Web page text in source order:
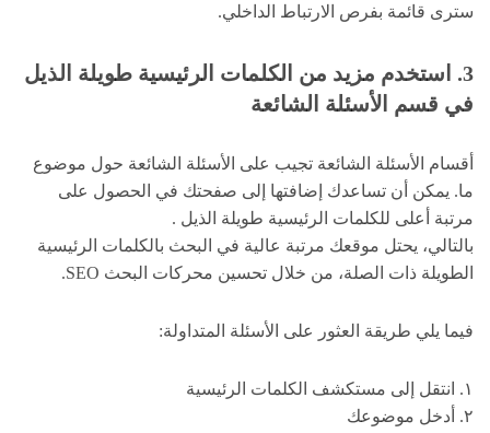
سترى قائمة بفرص الارتباط الداخلي.
3. استخدم مزيد من الكلمات الرئيسية طويلة الذيل
في قسم الأسئلة الشائعة
أقسام الأسئلة الشائعة تجيب على الأسئلة الشائعة حول موضوع
ما. يمكن أن تساعدك إضافتها إلى صفحتك في الحصول على
مرتبة أعلى للكلمات الرئيسية طويلة الذيل .
بالتالي، يحتل موقعك مرتبة عالية في البحث بالكلمات الرئيسية
الطويلة ذات الصلة، من خلال تحسين محركات البحث SEO.
فيما يلي طريقة العثور على الأسئلة المتداولة:
١. انتقل إلى مستكشف الكلمات الرئيسية
٢. أدخل موضوعك